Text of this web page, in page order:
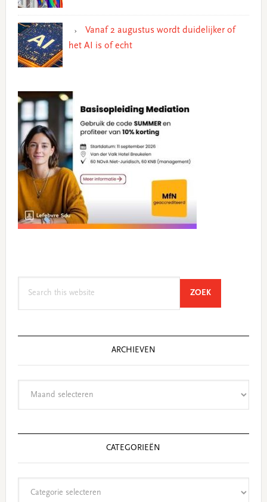
Vanaf 2 augustus wordt duidelijker of
het AI is of echt
ZOEKSEARCH
ARCHIEVEN
CATEGORIEËN